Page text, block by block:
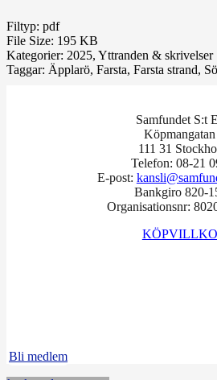
Filtyp: pdf
File Size: 195 KB
Kategorier: 2025, Yttranden & skrivelser
Taggar: Äpplarö, Farsta, Farsta strand,
Samfundet S:t
111 31
Telefon: 08-21
E-post:
Bankgiro 820-
Organisationsnr:
Bli medlem